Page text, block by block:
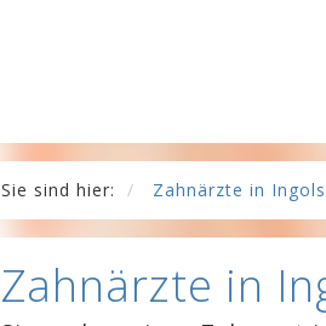
Sie sind hier: Zahnärzte in
Zahnärzte in